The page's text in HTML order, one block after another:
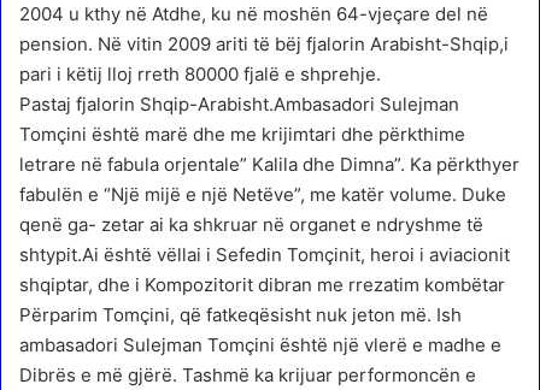
2004 u kthy në Atdhe, ku në moshën 64-vjeçare del në
pension. Në vitin 2009 ariti të bëj fjalorin Arabisht-Shqip,i
pari i këtij lloj rreth 80000 fjalë e shprehje.
Pastaj fjalorin Shqip-Arabisht.Ambasadori Sulejman
Tomçini është marë dhe me krijimtari dhe përkthime
letrare në fabula orjentale” Kalila dhe Dimna”. Ka përkthyer
fabulën e “Një mijë e një Netëve”, me katër volume. Duke
qenë ga- zetar ai ka shkruar në organet e ndryshme të
shtypit.Ai është vëllai i Sefedin Tomçinit, heroi i aviacionit
shqiptar, dhe i Kompozitorit dibran me rrezatim kombëtar
Përparim Tomçini, që fatkeqësisht nuk jeton më. Ish
ambasadori Sulejman Tomçini është një vlerë e madhe e
Dibrës e më gjërë. Tashmë ka krijuar performoncën e